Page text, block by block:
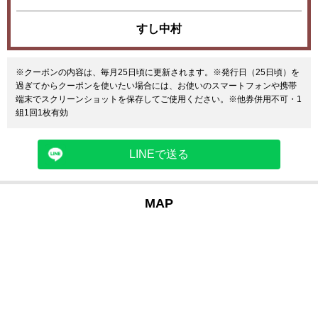
すし中村
※クーポンの内容は、毎月25日頃に更新されます。※発行日（25日頃）を
過ぎてからクーポンを使いたい場合には、お使いのスマートフォンや携帯
端末でスクリーンショットを保存してご使用ください。※他券併用不可・1
組1回1枚有効
LINEで送る
MAP